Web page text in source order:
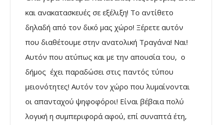
και ανακατασκευές σε εξέλιξη! Το αντίθετο
δηλαδή από τον δικό μας χώρο! Ξέρετε αυτόν
που διαθέτουμε στην ανατολική Τραγάνα! Ναι!
Αυτόν που ατύπως και με την απουσία του, ο
δήμος έχει παραδώσει στις παντός τύπου
μειονότητες! Αυτόν τον χώρο που λυμαίνονται
οι απανταχού ψηφοφόροι! Είναι βέβαια πολύ
λογική η συμπεριφορά αφού, επί συναπτά έτη,